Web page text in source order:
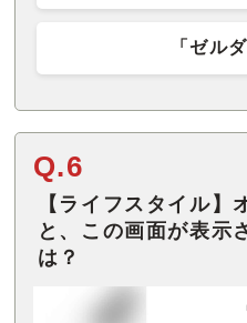
「ゼル
Q.6
【ライフスタイル】
と、この画面が表示
は？